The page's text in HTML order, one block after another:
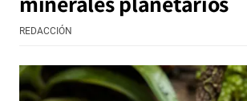
REDACCIÓN